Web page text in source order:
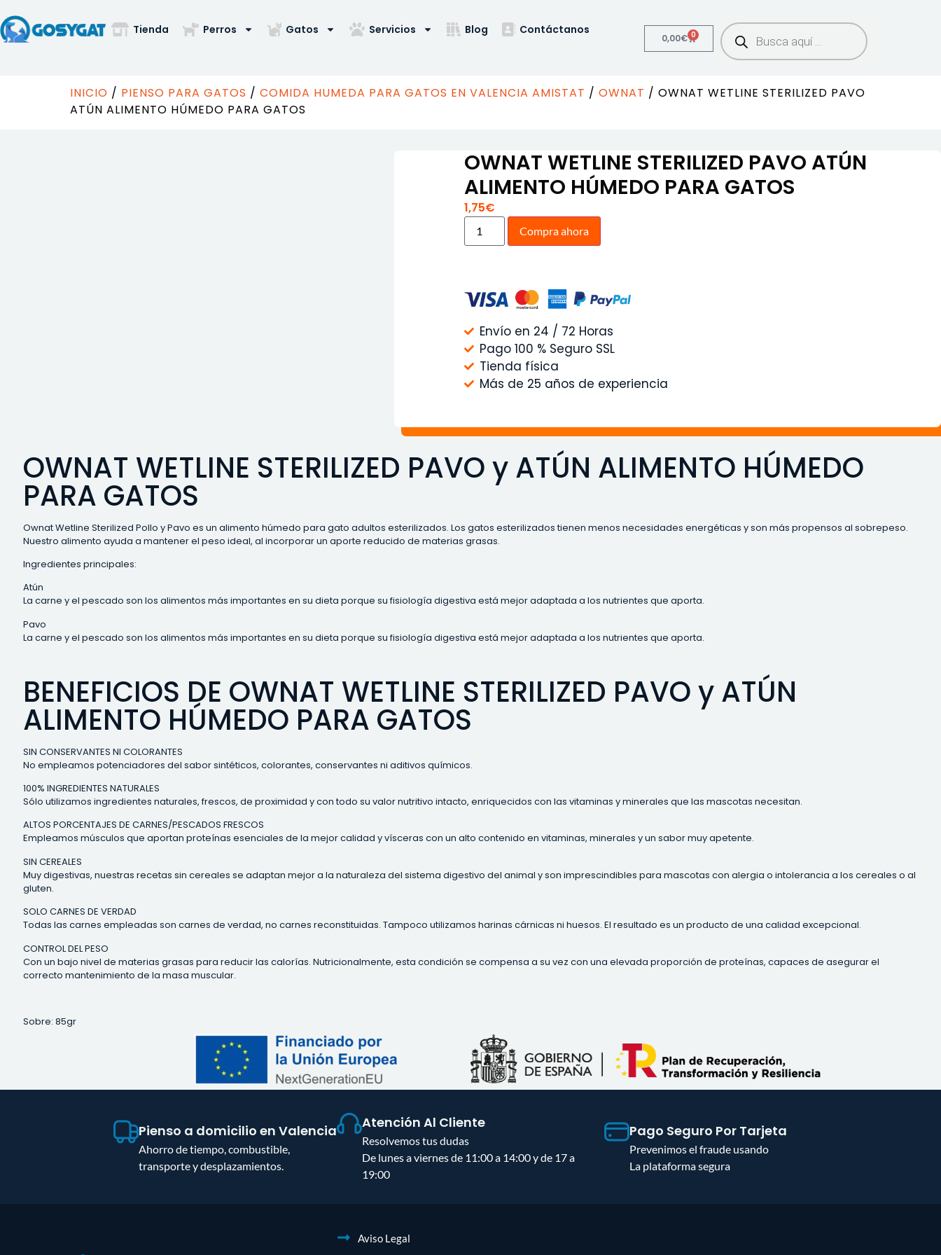
Tienda Perros Gatos Servicios Blog Contáctanos
0,00€ 0
INICIO / PIENSO PARA GATOS / COMIDA HUMEDA PARA GATOS EN VALENCIA AMISTAT / OWNAT / OWNAT WETLINE STERILIZED PAVO
ATÚN ALIMENTO HÚMEDO PARA GATOS
OWNAT WETLINE STERILIZED PAVO ATÚN
ALIMENTO HÚMEDO PARA GATOS
1,75€
Compra ahora
Envío en 24 / 72 Horas
Pago 100 % Seguro SSL
Tienda física
Más de 25 años de experiencia
OWNAT WETLINE STERILIZED PAVO y ATÚN ALIMENTO HÚMEDO
PARA GATOS
Ownat Wetline Sterilized Pollo y Pavo es un alimento húmedo para gato adultos esterilizados. Los gatos esterilizados tienen menos necesidades energéticas y son más propensos al sobrepeso.
Nuestro alimento ayuda a mantener el peso ideal, al incorporar un aporte reducido de materias grasas.
Ingredientes principales:
Atún
La carne y el pescado son los alimentos más importantes en su dieta porque su fisiología digestiva está mejor adaptada a los nutrientes que aporta.
Pavo
La carne y el pescado son los alimentos más importantes en su dieta porque su fisiología digestiva está mejor adaptada a los nutrientes que aporta.
BENEFICIOS DE OWNAT WETLINE STERILIZED PAVO y ATÚN
ALIMENTO HÚMEDO PARA GATOS
SIN CONSERVANTES NI COLORANTES
No empleamos potenciadores del sabor sintéticos, colorantes, conservantes ni aditivos químicos.
100% INGREDIENTES NATURALES
Sólo utilizamos ingredientes naturales, frescos, de proximidad y con todo su valor nutritivo intacto, enriquecidos con las vitaminas y minerales que las mascotas necesitan.
ALTOS PORCENTAJES DE CARNES/PESCADOS FRESCOS
Empleamos músculos que aportan proteínas esenciales de la mejor calidad y vísceras con un alto contenido en vitaminas, minerales y un sabor muy apetente.
SIN CEREALES
Muy digestivas, nuestras recetas sin cereales se adaptan mejor a la naturaleza del sistema digestivo del animal y son imprescindibles para mascotas con alergia o intolerancia a los cereales o al
gluten.
SOLO CARNES DE VERDAD
Todas las carnes empleadas son carnes de verdad, no carnes reconstituidas. Tampoco utilizamos harinas cárnicas ni huesos. El resultado es un producto de una calidad excepcional.
CONTROL DEL PESO
Con un bajo nivel de materias grasas para reducir las calorías. Nutricionalmente, esta condición se compensa a su vez con una elevada proporción de proteínas, capaces de asegurar el
correcto mantenimiento de la masa muscular.
Sobre: 85gr
Pienso a domicilio en Valencia
Ahorro de tiempo, combustible,
transporte y desplazamientos.
Atención Al Cliente
Resolvemos tus dudas
De lunes a viernes de 11:00 a 14:00 y de 17 a
19:00
Pago Seguro Por Tarjeta
Prevenimos el fraude usando
La plataforma segura
Aviso Legal